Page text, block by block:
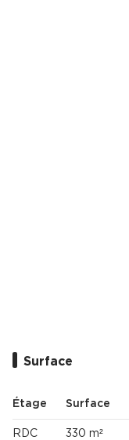
Cas Clients
Surface
Étage Surface
RDC 330 m²